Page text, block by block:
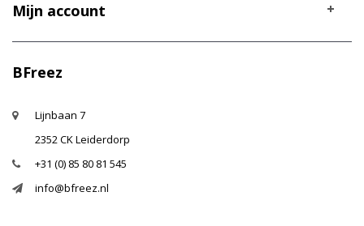
Mijn account
BFreez
Lijnbaan 7
2352 CK Leiderdorp
+31 (0) 85 80 81 545
info@bfreez.nl